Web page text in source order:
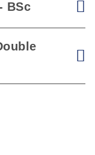
BSc